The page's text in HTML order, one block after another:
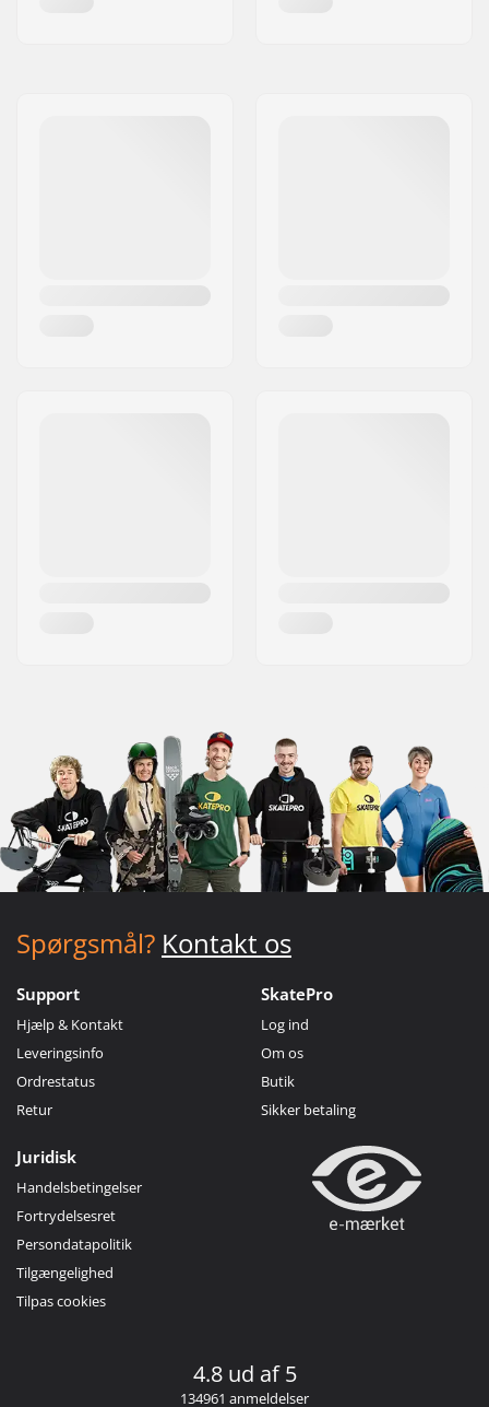
Spørgsmål? Kontakt os
Support
Hjælp & Kontakt
Leveringsinfo
Ordrestatus
Retur
SkatePro
Log ind
Om os
Butik
Sikker betaling
Juridisk
Handelsbetingelser
Fortrydelsesret
Persondatapolitik
Tilgængelighed
Tilpas cookies
4.8 ud af 5
134961 anmeldelser